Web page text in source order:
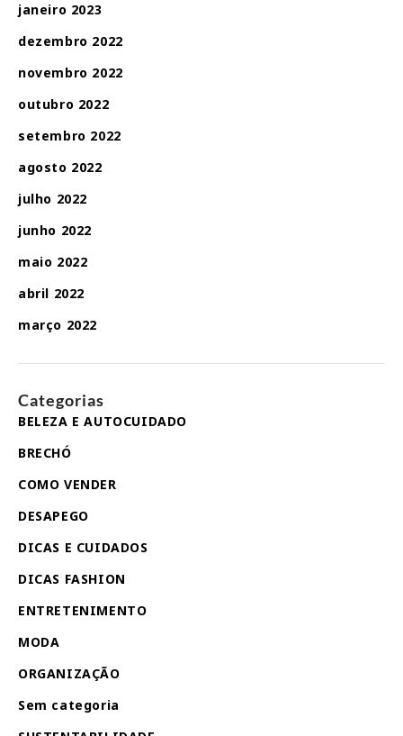
janeiro 2023
dezembro 2022
novembro 2022
outubro 2022
setembro 2022
agosto 2022
julho 2022
junho 2022
maio 2022
abril 2022
março 2022
Categorias
BELEZA E AUTOCUIDADO
BRECHÓ
COMO VENDER
DESAPEGO
DICAS E CUIDADOS
DICAS FASHION
ENTRETENIMENTO
MODA
ORGANIZAÇÃO
Sem categoria